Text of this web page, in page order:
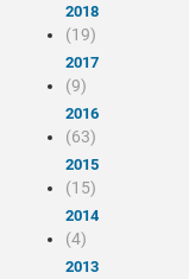
2018
(19)
2017
(9)
2016
(63)
2015
(15)
2014
(4)
2013